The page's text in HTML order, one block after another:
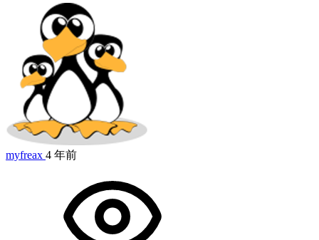
myfreax 4 年前